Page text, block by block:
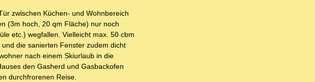
zwischen Küchen- und Wohnbereich
(3m hoch, 20 qm Fläche) nur noch
etc.) wegfallen. Vielleicht max. 50 cbm
die sanierten Fenster zudem dicht
nach einem Skiurlaub in die
den Gasherd und Gasbackofen
durchfrorenen Reise.